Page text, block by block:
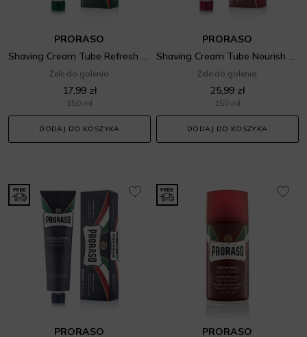
PRORASO
Shaving Cream Tube Refresh Eucalyptus
Żele do golenia
17,99 zł
150 ml
DODAJ DO KOSZYKA
PRORASO
Shaving Cream Tube Nourish Karité
Żele do golenia
25,99 zł
150 ml
DODAJ DO KOSZYKA
PRORASO PRORASO